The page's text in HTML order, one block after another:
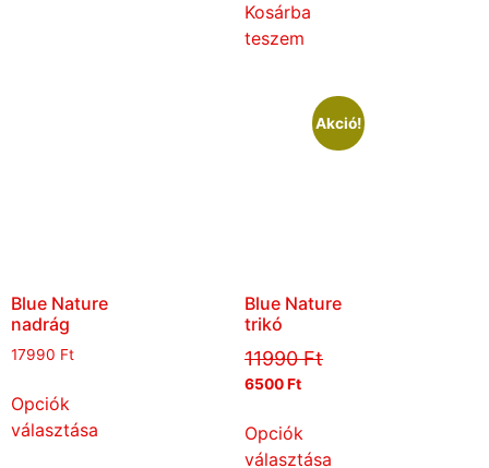
Kosárba
teszem
Blue Nature
nadrág
17990 Ft
Opciók
választása
Akció!
Blue Nature
trikó
11990Ft
6500Ft
Opciók
választása